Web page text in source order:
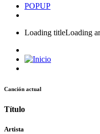
POPUP
Loading titleLoading
Canción actual
Título
Artista